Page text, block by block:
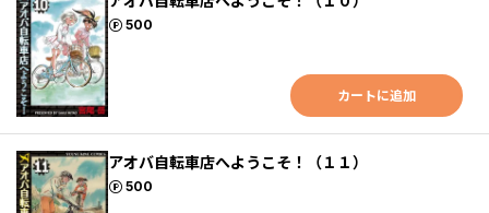
500
ポイント
カートに追加
アオバ自転車店へようこそ！（１１）
500
ポイント